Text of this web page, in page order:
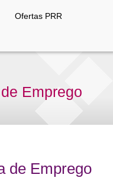
Ofertas PRR
Emprego
de Emprego